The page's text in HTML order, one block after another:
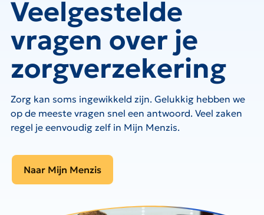
Veelgestelde
vragen over je
zorgverzekering
Zorg kan soms ingewikkeld zijn. Gelukkig hebben we
op de meeste vragen snel een antwoord. Veel zaken
regel je eenvoudig zelf in Mijn Menzis.
Naar Mijn Menzis